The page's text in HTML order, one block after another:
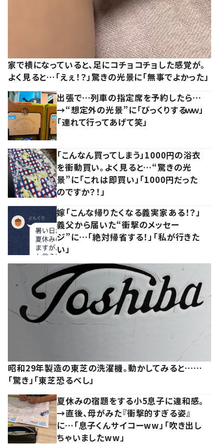
家で横になっていると、足にコチョコチョした感覚が。
よく見ると…「えぇ！？」驚きの光景に「無事でよかった」
出張で…列車の指定席を予約したら…
→“想定外の光景”に「びっくりするｗｗ」
「連れて行ってあげて笑」
「こんなん買ってしまう」1000円の浴衣
を衝動買い。よく見ると…“驚きの光
景”に「これは即買い」「1000円だった
のですか？！」
嫁「こんな帰りたくなる義実家ある！？」
義父から届いた“衝撃のメッセー
ジ”に…「絶対帰省する！」「私が行きた
い」
昭和29年製造の東芝の洗濯機。動かしてみると……
「驚き」「東芝恐るべし」
夏休みの宿題をする小5息子に違和感。
→直後、母がみた『衝撃的すぎる姿』
に…「息子くんサイコーww」「吹き出し
ちゃいましたww」